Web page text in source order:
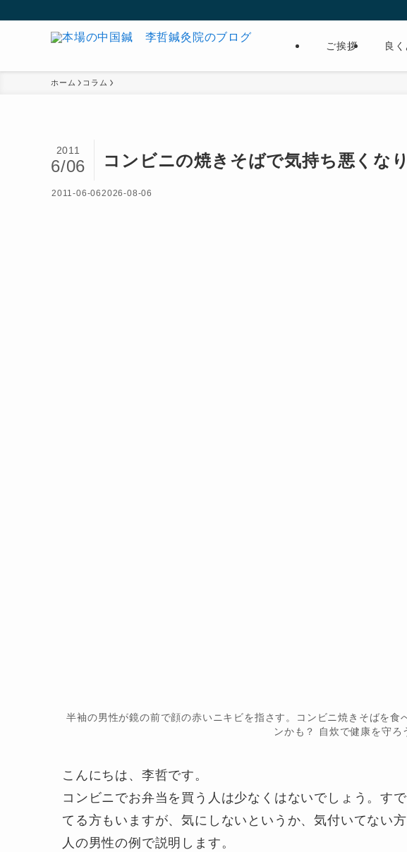
ご挨拶 良く
ホーム コラム
コンビニの焼きそばで気持ち悪くな
2011
6/06
2011-06-062026-08-06
半袖の男性が鏡の前で顔の赤いニキビを指さす。コンビニ焼きそばを食
ンかも？ 自炊で健康を守ろ
こんにちは、李哲です。
コンビニでお弁当を買う人は少なくはないでしょう。す
てる方もいますが、気にしないというか、気付いてない
人の男性の例で説明します。